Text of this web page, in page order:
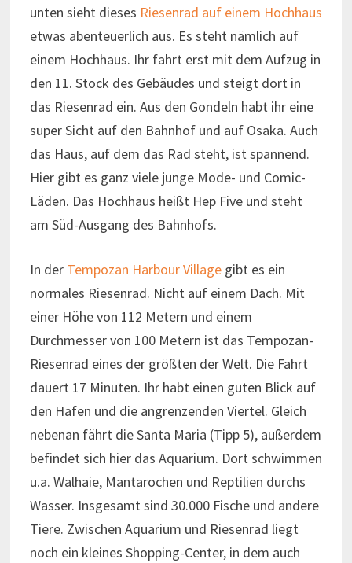
unten sieht dieses Riesenrad auf einem Hochhaus
etwas abenteuerlich aus. Es steht nämlich auf
einem Hochhaus. Ihr fahrt erst mit dem Aufzug in
den 11. Stock des Gebäudes und steigt dort in
das Riesenrad ein. Aus den Gondeln habt ihr eine
super Sicht auf den Bahnhof und auf Osaka. Auch
das Haus, auf dem das Rad steht, ist spannend.
Hier gibt es ganz viele junge Mode- und Comic-
Läden. Das Hochhaus heißt Hep Five und steht
am Süd-Ausgang des Bahnhofs.
In der Tempozan Harbour Villagegibt es ein
normales Riesenrad. Nicht auf einem Dach. Mit
einer Höhe von 112 Metern und einem
Durchmesser von 100 Metern ist das Tempozan-
Riesenrad eines der größten der Welt. Die Fahrt
dauert 17 Minuten. Ihr habt einen guten Blick auf
den Hafen und die angrenzenden Viertel. Gleich
nebenan fährt die Santa Maria (Tipp 5), außerdem
befindet sich hier das Aquarium. Dort schwimmen
u.a. Walhaie, Mantarochen und Reptilien durchs
Wasser. Insgesamt sind 30.000 Fische und andere
Tiere. Zwischen Aquarium und Riesenrad liegt
noch ein kleines Shopping-Center, in dem auch